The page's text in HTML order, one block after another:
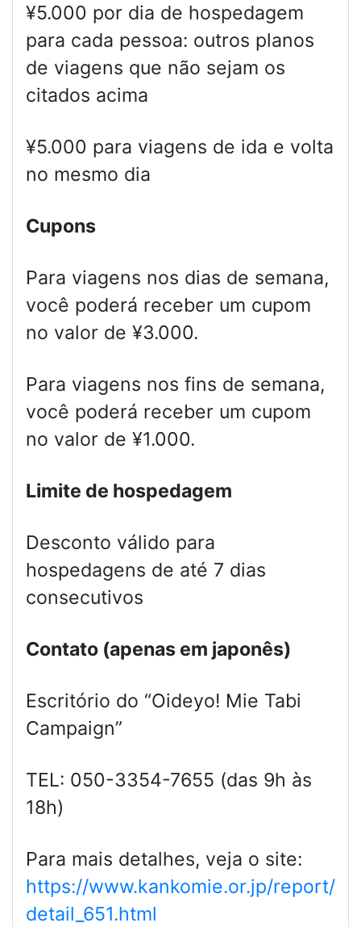
¥5.000 por dia de hospedagem
para cada pessoa: outros planos
de viagens que não sejam os
citados acima
¥5.000 para viagens de ida e volta
no mesmo dia
Cupons
Para viagens nos dias de semana,
você poderá receber um cupom
no valor de ¥3.000.
Para viagens nos fins de semana,
você poderá receber um cupom
no valor de ¥1.000.
Limite de hospedagem
Desconto válido para
hospedagens de até 7 dias
consecutivos
Contato (apenas em japonês)
Escritório do “Oideyo! Mie Tabi
Campaign”
TEL: 050-3354-7655 (das 9h às
18h)
Para mais detalhes, veja o site:
https://www.kankomie.or.jp/report/
detail_651.html